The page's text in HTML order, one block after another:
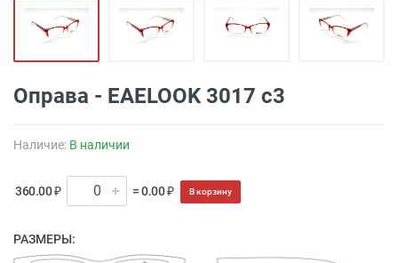
Оправа - EAELOOK 3017 c3
Наличие: В наличии
360.00 ₽ = 0.00 ₽ В корзину
РАЗМЕРЫ: